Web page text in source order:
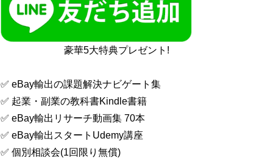
豪華5大特典プレゼント!
✅ eBay輸出の課題解決ナビゲート集
✅ 起業・副業の教科書Kindle書籍
✅ eBay輸出リサーチ動画集 70本
✅ eBay輸出スタートUdemy講座
✅ 個別相談会(1回限り無償)